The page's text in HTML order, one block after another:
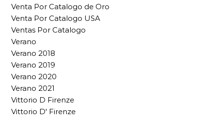
Venta Por Catalogo de Oro
Venta Por Catalogo USA
Ventas Por Catalogo
Verano
Verano 2018
Verano 2019
Verano 2020
Verano 2021
Vittorio D Firenze
Vittorio D' Firenze